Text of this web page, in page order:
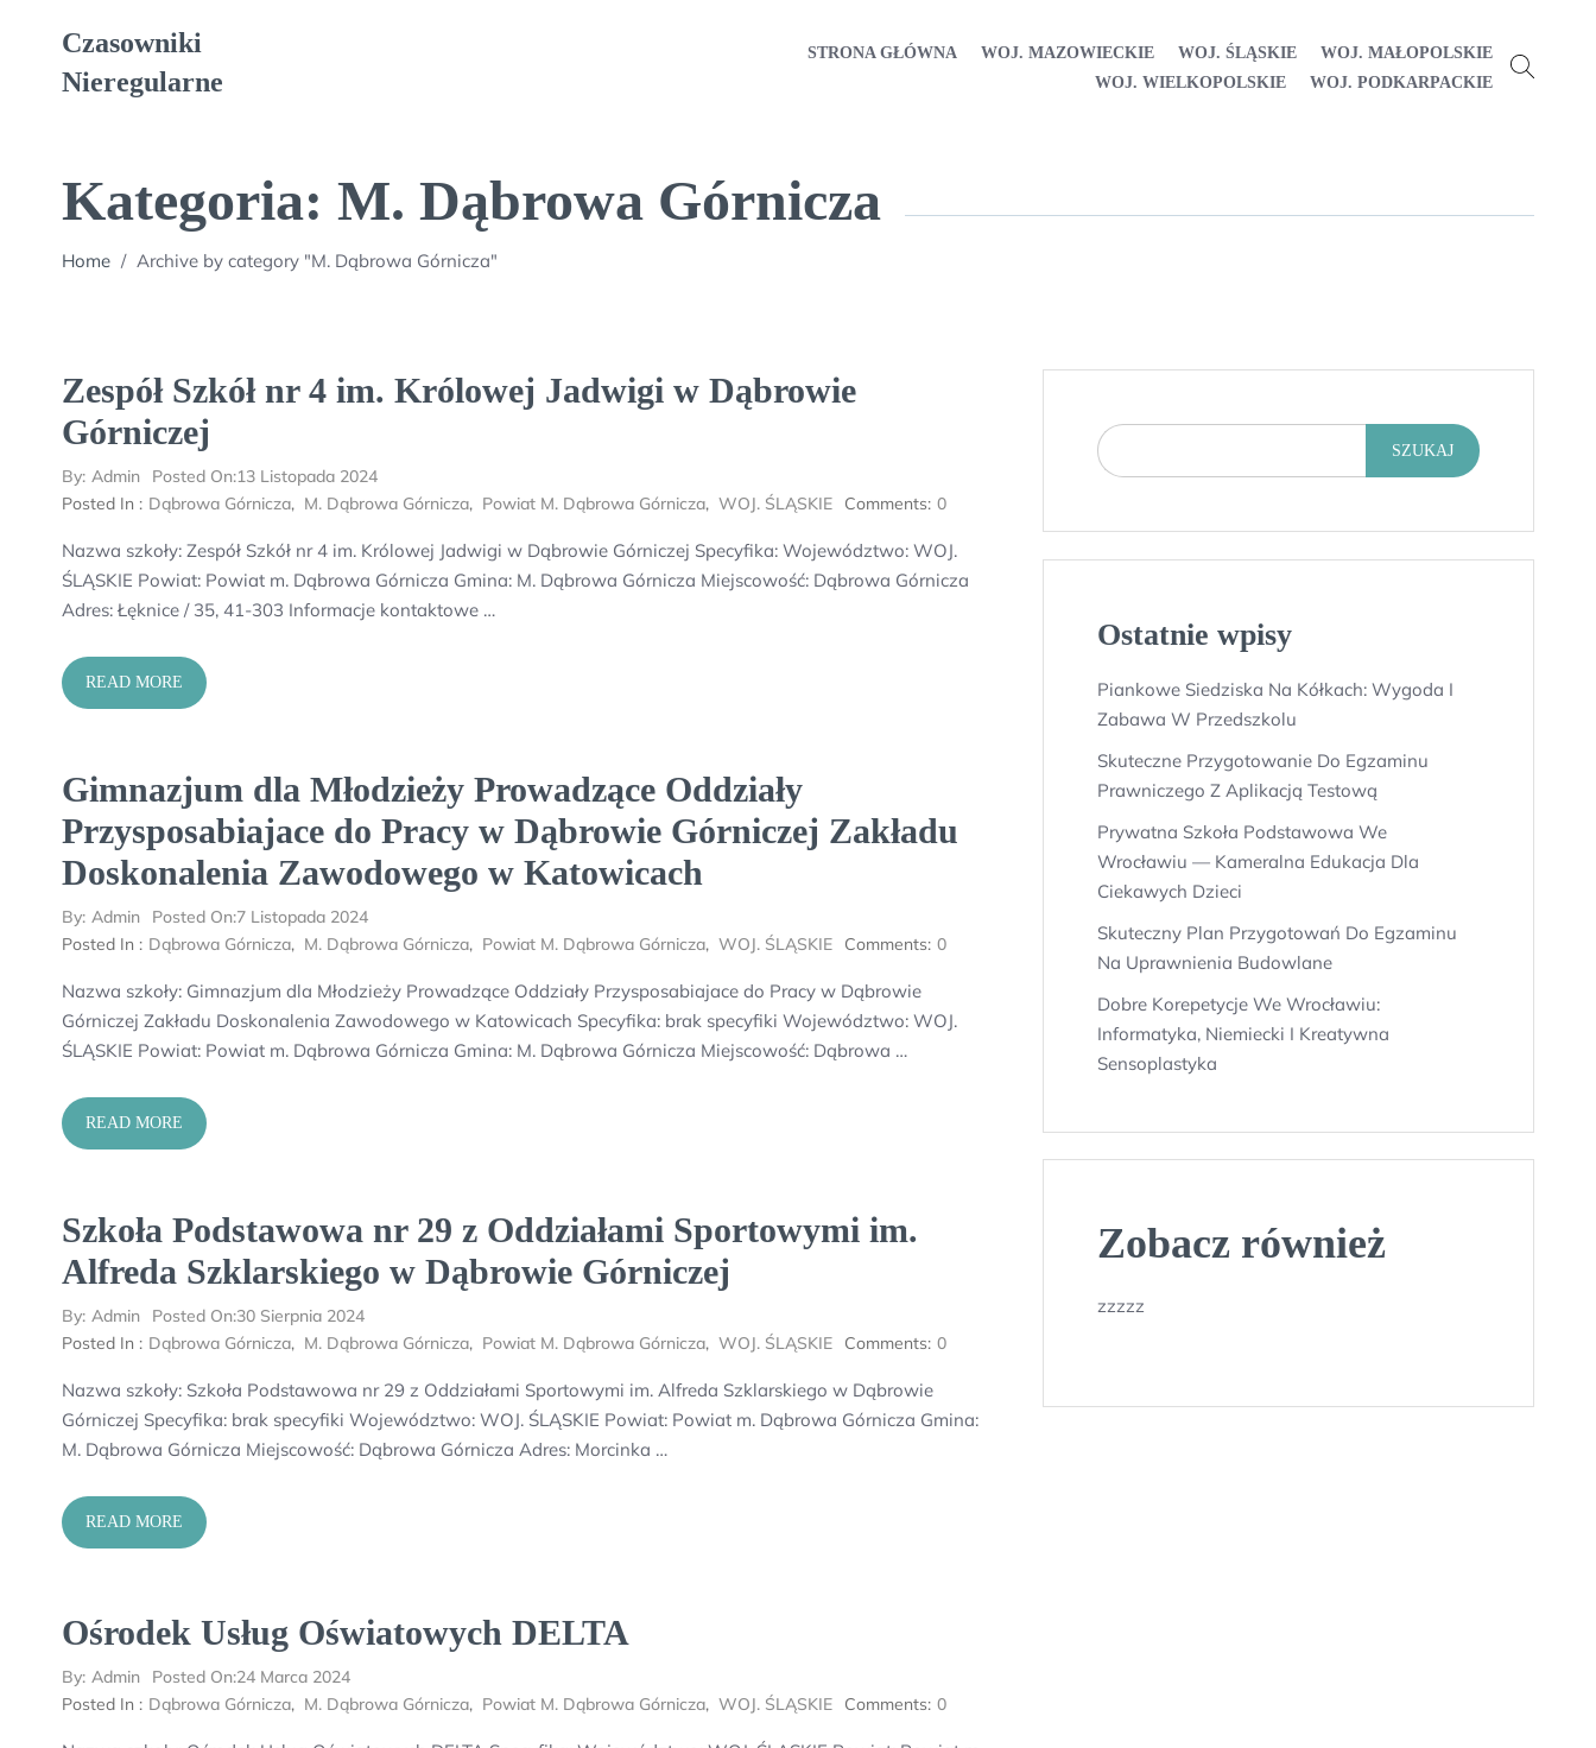
Czasowniki
Nieregularne
STRONA GŁÓWNA WOJ. MAZOWIECKIE WOJ. ŚLĄSKIE
WOJ. MAŁOPOLSKIE
WOJ. WIELKOPOLSKIE
WOJ. PODKARPACKIE
Kategoria: M. Dąbrowa Górnicza
Home / Archive by category "M. Dąbrowa Górnicza"
Zespół Szkół nr 4 im. Królowej Jadwigi w Dąbrowie
Górniczej
By: Admin Posted On:13 Listopada 2024
Posted In : Dąbrowa Górnicza, M. Dąbrowa Górnicza, Powiat M. Dąbrowa Górnicza, WOJ. ŚLĄSKIE Comments: 0
Nazwa szkoły: Zespół Szkół nr 4 im. Królowej Jadwigi w Dąbrowie Górniczej Specyfika: Województwo: WOJ.
ŚLĄSKIE Powiat: Powiat m. Dąbrowa Górnicza Gmina: M. Dąbrowa Górnicza Miejscowość: Dąbrowa Górnicza
Adres: Łęknice / 35, 41-303 Informacje kontaktowe …
READ MORE
Gimnazjum dla Młodzieży Prowadzące Oddziały
Przysposabiajace do Pracy w Dąbrowie Górniczej Zakładu
Doskonalenia Zawodowego w Katowicach
By: Admin Posted On:7 Listopada 2024
Posted In : Dąbrowa Górnicza, M. Dąbrowa Górnicza, Powiat M. Dąbrowa Górnicza, WOJ. ŚLĄSKIE Comments: 0
Nazwa szkoły: Gimnazjum dla Młodzieży Prowadzące Oddziały Przysposabiajace do Pracy w Dąbrowie
Górniczej Zakładu Doskonalenia Zawodowego w Katowicach Specyfika: brak specyfiki Województwo: WOJ.
ŚLĄSKIE Powiat: Powiat m. Dąbrowa Górnicza Gmina: M. Dąbrowa Górnicza Miejscowość: Dąbrowa …
READ MORE
Szkoła Podstawowa nr 29 z Oddziałami Sportowymi im.
Alfreda Szklarskiego w Dąbrowie Górniczej
By: Admin Posted On:30 Sierpnia 2024
Posted In : Dąbrowa Górnicza, M. Dąbrowa Górnicza, Powiat M. Dąbrowa Górnicza, WOJ. ŚLĄSKIE Comments: 0
Nazwa szkoły: Szkoła Podstawowa nr 29 z Oddziałami Sportowymi im. Alfreda Szklarskiego w Dąbrowie
Górniczej Specyfika: brak specyfiki Województwo: WOJ. ŚLĄSKIE Powiat: Powiat m. Dąbrowa Górnicza Gmina:
M. Dąbrowa Górnicza Miejscowość: Dąbrowa Górnicza Adres: Morcinka …
READ MORE
Ośrodek Usług Oświatowych DELTA
By: Admin Posted On:24 Marca 2024
Posted In : Dąbrowa Górnicza, M. Dąbrowa Górnicza, Powiat M. Dąbrowa Górnicza, WOJ. ŚLĄSKIE Comments: 0
SZUKAJ
Ostatnie wpisy
Piankowe Siedziska Na Kółkach: Wygoda I
Zabawa W Przedszkolu
Skuteczne Przygotowanie Do Egzaminu
Prawniczego Z Aplikacją Testową
Prywatna Szkoła Podstawowa We
Wrocławiu — Kameralna Edukacja Dla
Ciekawych Dzieci
Skuteczny Plan Przygotowań Do Egzaminu
Na Uprawnienia Budowlane
Dobre Korepetycje We Wrocławiu:
Informatyka, Niemiecki I Kreatywna
Sensoplastyka
Zobacz również
zzzzz